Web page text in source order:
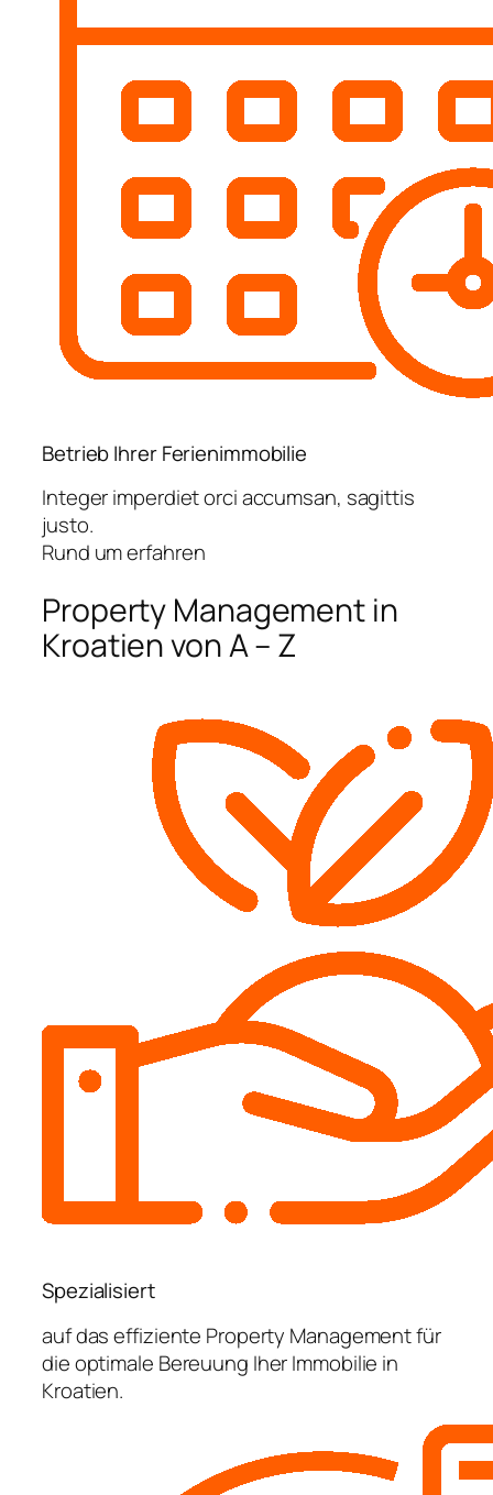
Betrieb Ihrer Ferienimmobilie
Integer imperdiet orci accumsan, sagittis
justo.
Rund um erfahren
Property Management in
Kroatien von A – Z
Spezialisiert
auf das effiziente Property Management für
die optimale Bereuung Iher Immobilie in
Kroatien.